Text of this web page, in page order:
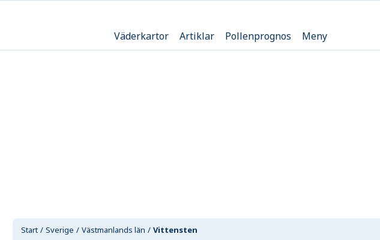
Väderkartor Artiklar Pollenprognos Meny
Start Sverige Västmanlands län Vittensten